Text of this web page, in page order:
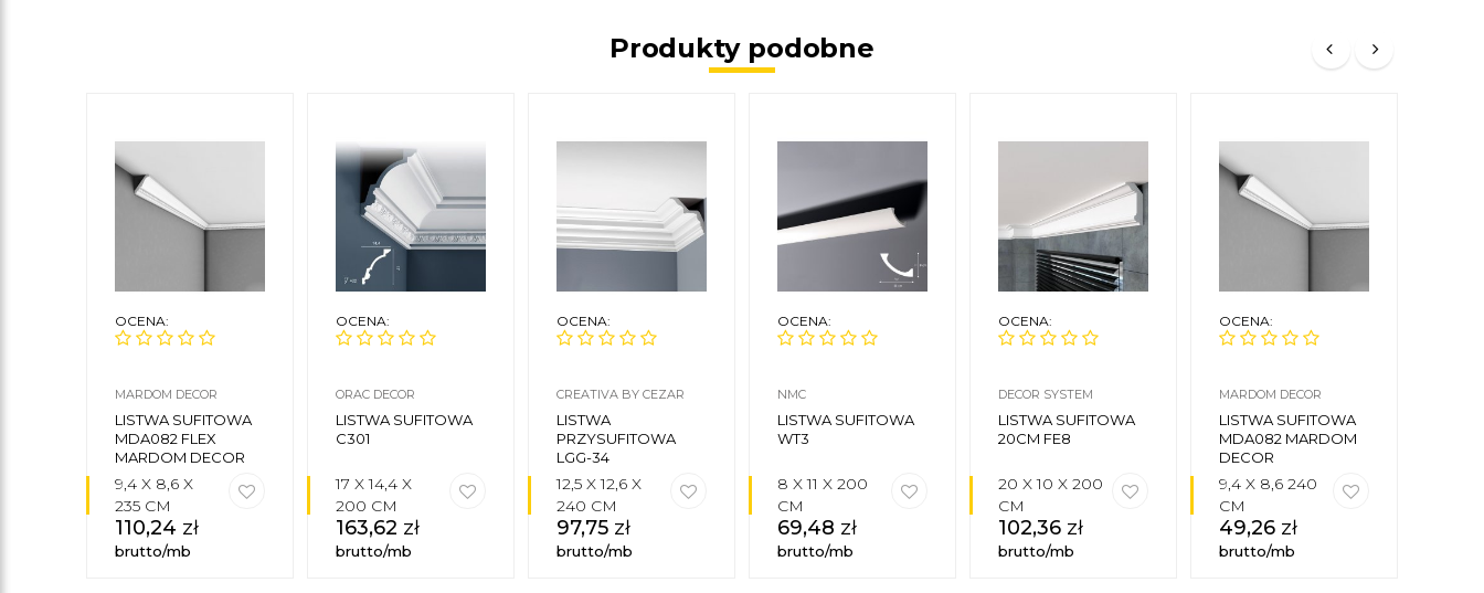
Produkty podobne
OCENA:
MARDOM DECOR
LISTWA SUFITOWA
MDA082 FLEX
MARDOM DECOR
9,4 X 8,6 X
235 CM
110,24 zł
brutto/mb
OCENA:
ORAC DECOR
LISTWA SUFITOWA
C301
17 X 14,4 X
200 CM
163,62 zł
brutto/mb
OCENA:
CREATIVA BY CEZAR
LISTWA
PRZYSUFITOWA
LGG-34
12,5 X 12,6 X
240 CM
97,75 zł
brutto/mb
OCENA:
NMC
LISTWA SUFITOWA
WT3
8 X 11 X 200
CM
69,48 zł
brutto/mb
OCENA:
DECOR SYSTEM
LISTWA SUFITOWA
20CM FE8
20 X 10 X 200
CM
102,36 zł
brutto/mb
OCENA:
MARDOM DECOR
LISTWA SUFITOWA
MDA082 MARDOM
DECOR
9,4 X 8,6 240
CM
49,26 zł
brutto/mb